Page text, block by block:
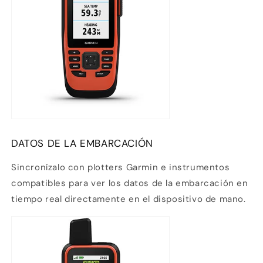
DATOS DE LA EMBARCACIÓN
Sincronízalo con plotters Garmin e instrumentos
compatibles para ver los datos de la embarcación en
tiempo real directamente en el dispositivo de mano.